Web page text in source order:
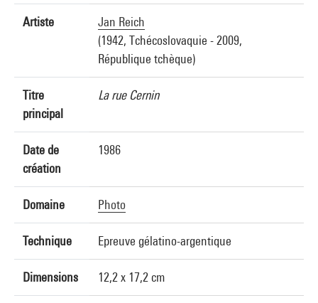
Artiste
Jan Reich
(1942, Tchécoslovaquie - 2009,
République tchèque)
Titre
principal
La rue Cernin
Date de
création
1986
Domaine Photo
Technique Epreuve gélatino-argentique
Dimensions 12,2 x 17,2 cm